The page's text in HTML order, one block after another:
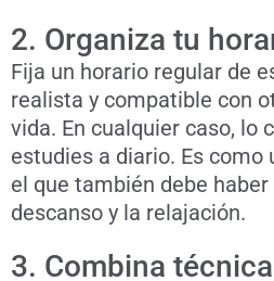
2. Organiza tu
Fija un horario regular de
realista y compatible con
vida. En cualquier caso, lo
estudies a diario. Es como
el que también debe
descanso y la relajación.
3. Combina